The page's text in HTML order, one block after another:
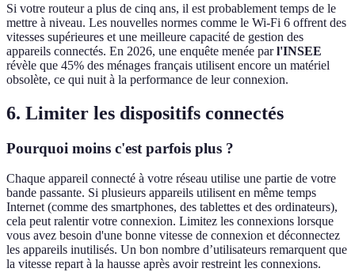
Si votre routeur a plus de cinq ans, il est probablement temps de le
mettre à niveau. Les nouvelles normes comme le Wi-Fi 6 offrent des
vitesses supérieures et une meilleure capacité de gestion des
appareils connectés. En 2026, une enquête menée parl'INSEE
révèle que 45% des ménages français utilisent encore un matériel
obsolète, ce qui nuit à la performance de leur connexion.
6. Limiter les dispositifs connectés
Pourquoi moins c'est parfois plus ?
Chaque appareil connecté à votre réseau utilise une partie de votre
bande passante. Si plusieurs appareils utilisent en même temps
Internet (comme des smartphones, des tablettes et des ordinateurs),
cela peut ralentir votre connexion. Limitez les connexions lorsque
vous avez besoin d'une bonne vitesse de connexion et déconnectez
les appareils inutilisés. Un bon nombre d’utilisateurs remarquent que
la vitesse repart à la hausse après avoir restreint les connexions.